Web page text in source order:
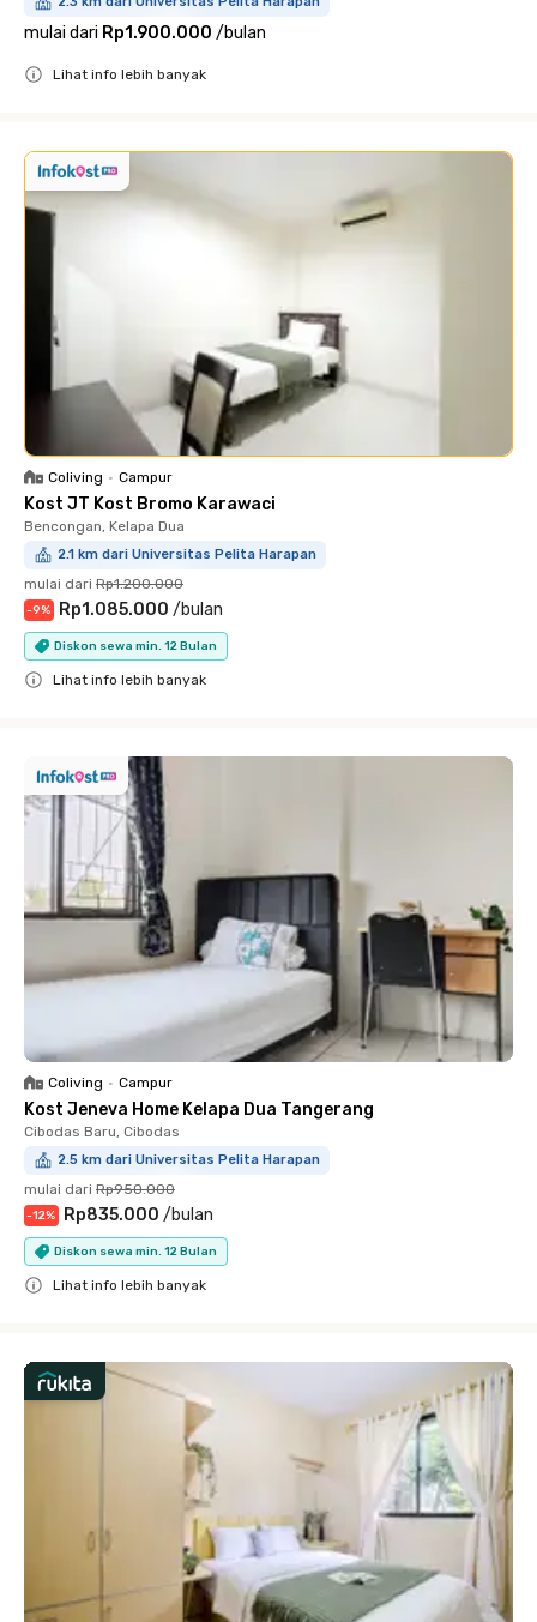
mulai dari Rp1.900.000 /bulan
Lihat info lebih banyak
Coliving • Campur
Kost JT Kost Bromo Karawaci
Bencongan, Kelapa Dua
2.1 km dari Universitas Pelita Harapan
mulai dari Rp1.200.000
-9% Rp1.085.000 /bulan
Diskon sewa min. 12 Bulan
Lihat info lebih banyak
Coliving • Campur
Kost Jeneva Home Kelapa Dua Tangerang
Cibodas Baru, Cibodas
2.5 km dari Universitas Pelita Harapan
mulai dari Rp950.000
-12% Rp835.000 /bulan
Diskon sewa min. 12 Bulan
Lihat info lebih banyak